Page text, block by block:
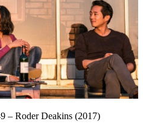
– Roder Deakins (2017)